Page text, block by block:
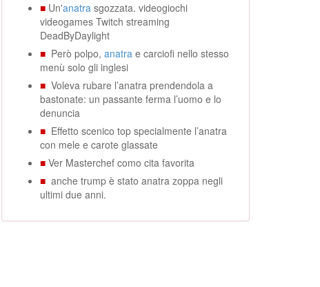
■ Un'anatra sgozzata. videogiochi
videogames Twitch streaming
DeadByDaylight
■ Però polpo, anatra e carciofi nello stesso
menù solo gli inglesi
■ Voleva rubare l’anatra prendendola a
bastonate: un passante ferma l’uomo e lo
denuncia
■ Effetto scenico top specialmente l’anatra
con mele e carote glassate
■ Ver Masterchef como cita favorita
■ anche trump è stato anatra zoppa negli
ultimi due anni.